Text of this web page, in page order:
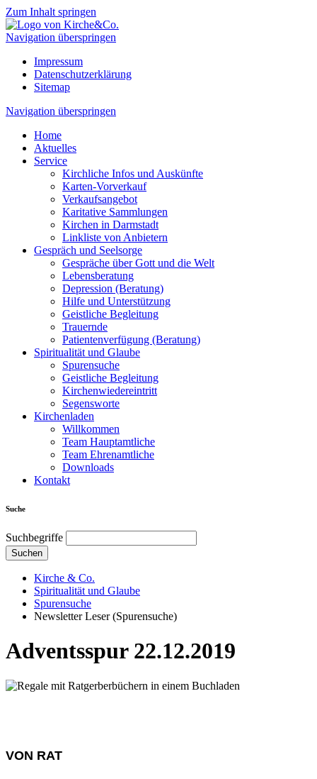
Zum Inhalt springen
Navigation überspringen
Impressum
Datenschutzerklärung
Sitemap
Navigation überspringen
Home
Aktuelles
Service
Kirchliche Infos und Auskünfte
Karten-Vorverkauf
Verkaufsangebot
Karitative Sammlungen
Kirchen in Darmstadt
Linkliste von Anbietern
Gespräch und Seelsorge
Gespräche über Gott und die Welt
Lebensberatung
Depression (Beratung)
Hilfe und Unterstützung
Geistliche Begleitung
Trauernde
Patientenverfügung (Beratung)
Spiritualität und Glaube
Spurensuche
Geistliche Begleitung
Kirchenwiedereintritt
Segensworte
Kirchenladen
Willkommen
Team Hauptamtliche
Team Ehrenamtliche
Downloads
Kontakt
Suche
Suchbegriffe
Suchen
Kirche & Co.
Spiritualität und Glaube
Spurensuche
Newsletter Leser (Spurensuche)
Adventsspur 22.12.2019
VON RAT